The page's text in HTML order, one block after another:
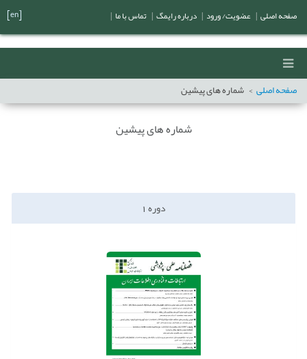
صفحه اصلی شماره های پیشین
شماره های پیشین
دوره1
صفحه اصلی عضویت/ ورود درباره رایمگ تماس با ما